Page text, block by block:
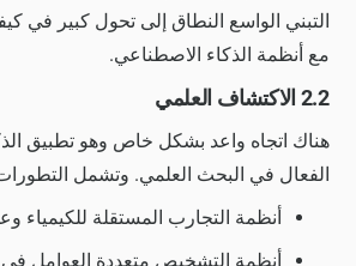
التبني الواسع النطاق إلى تحول كبير في
مع أنظمة الذكاء الاصطناعي.
2.2 الاكتشاف العلمي
هناك اتجاه واعد بشكل خاص وهو تطبيق
الفعال في البحث العلمي. وتشمل التطورات
أنظمة التجارب المستقلة للكيمياء
أنظمة التشخيص متعددة العوامل